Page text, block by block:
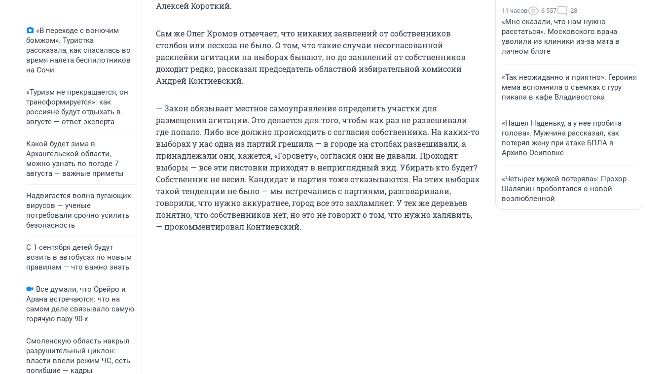
«В переходе с вонючим
бомжом». Туристка
рассказала, как спасалась во
время налета беспилотников
на Сочи
«Туризм не прекращается, он
трансформируется»: как
россияне будут отдыхать в
августе — ответ эксперта
Какой будет зима в
Архангельской области,
можно узнать по погоде 7
августа — важные приметы
Надвигается волна пугающих
вирусов — ученые
потребовали срочно усилить
безопасность
С 1 сентября детей будут
возить в автобусах по новым
правилам — что важно знать
Все думали, что Орейро и
Арана встречаются: что на
самом деле связывало самую
горячую пару 90-х
Смоленскую область накрыл
разрушительный циклон:
власти ввели режим ЧС, есть
погибшие — кадры
Алексей Короткий.
Сам же Олег Хромов отмечает, что никаких заявлений от собственников
столбов или лесхоза не было. О том, что такие случаи несогласованной
расклейки агитации на выборах бывают, но до заявлений от собственников
доходит редко, рассказал председатель областной избирательной комиссии
Андрей Контиевский.
— Закон обязывает местное самоуправление определить участки для
размещения агитации. Это делается для того, чтобы как раз не развешивали
где попало. Либо все должно происходить с согласия собственника. На каких-то
выборах у нас одна из партий грешила — в городе на столбах развешивали, а
принадлежали они, кажется, «Горсвету», согласия они не давали. Проходят
выборы — все эти листовки приходят в неприглядный вид. Убирать кто будет?
Собственник не весил. Кандидат и партия тоже отказываются. На этих выборах
такой тенденции не было — мы встречались с партиями, разговаривали,
говорили, что нужно аккуратнее, город все это захламляет. У тех же деревьев
понятно, что собственников нет, но это не говорит о том, что нужно халявить,
— прокомментировал Контиевский.
11 часов 6 557 28
«Мне сказали, что нам нужно
расстаться». Московского врача
уволили из клиники из-за мата в
личном блоге
«Так неожиданно и приятно». Героиня
мема вспомнила о съемках с гуру
пикапа в кафе Владивостока
«Нашел Наденьку, а у нее пробита
голова». Мужчина рассказал, как
потерял жену при атаке БПЛА в
Архипо-Осиповке
«Четырех мужей потеряла»: Прохор
Шаляпин проболтался о новой
возлюбленной